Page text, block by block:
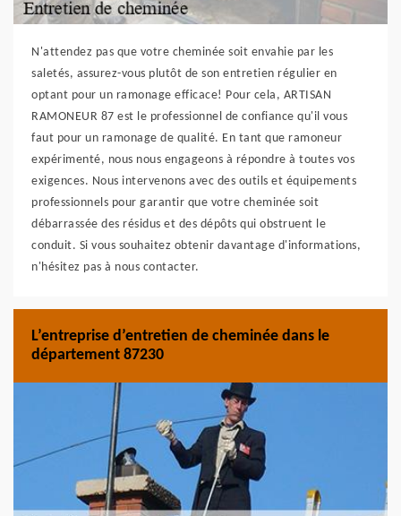
N'attendez pas que votre cheminée soit envahie par les
saletés, assurez-vous plutôt de son entretien régulier en
optant pour un ramonage efficace! Pour cela, ARTISAN
RAMONEUR 87 est le professionnel de confiance qu'il vous
faut pour un ramonage de qualité. En tant que ramoneur
expérimenté, nous nous engageons à répondre à toutes vos
exigences. Nous intervenons avec des outils et équipements
professionnels pour garantir que votre cheminée soit
débarrassée des résidus et des dépôts qui obstruent le
conduit. Si vous souhaitez obtenir davantage d'informations,
n'hésitez pas à nous contacter.
L’entreprise d’entretien de cheminée dans le
département 87230